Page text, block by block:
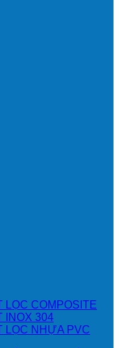
LỌC COMPOSITE
INOX 304
LỌC NHỰA PVC